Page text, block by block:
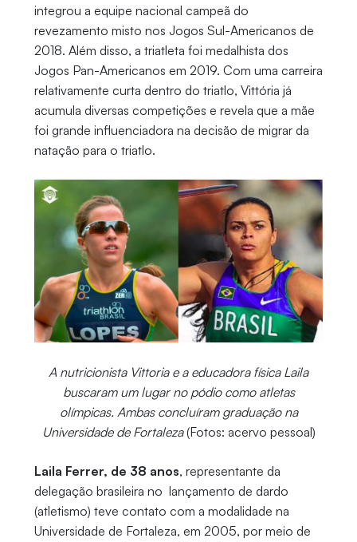
integrou a equipe nacional campeã do
revezamento misto nos Jogos Sul-Americanos de
2018. Além disso, a triatleta foi medalhista dos
Jogos Pan-Americanos em 2019. Com uma carreira
relativamente curta dentro do triatlo, Vittória já
acumula diversas competições e revela que a mãe
foi grande influenciadora na decisão de migrar da
natação para o triatlo.
A nutricionista Vittoria e a educadora física Laila
buscaram um lugar no pódio como atletas
olímpicas. Ambas concluíram graduação na
Universidade de Fortaleza(Fotos: acervo pessoal)
Laila Ferrer, de 38 anos, representante da
delegação brasileira no lançamento de dardo
(atletismo) teve contato com a modalidade na
Universidade de Fortaleza, em 2005, por meio de